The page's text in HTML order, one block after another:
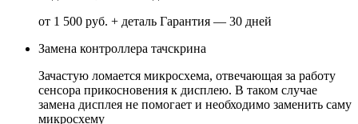
от 1 500 руб. + деталь Гарантия — 30 дней
Замена контроллера тачскрина
Зачастую ломается микросхема, отвечающая за работу
сенсора прикосновения к дисплею. В таком случае
замена дисплея не помогает и необходимо заменить саму
микросхему